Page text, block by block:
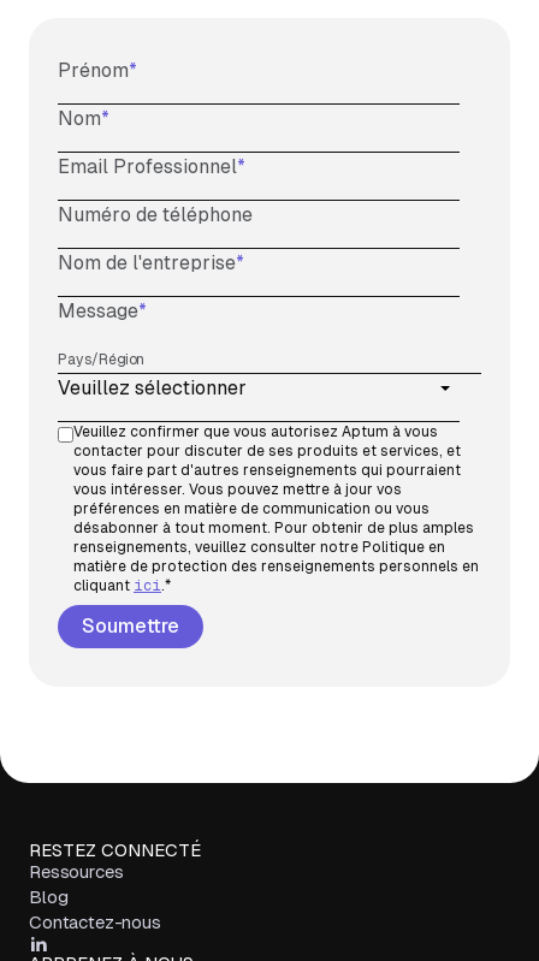
Prénom*
Nom*
Email Professionnel*
Numéro de téléphone
Nom de l'entreprise*
Message*
Pays/Région
Veuillez confirmer que vous autorisez Aptum à vous
contacter pour discuter de ses produits et services, et
vous faire part d'autres renseignements qui pourraient
vous intéresser. Vous pouvez mettre à jour vos
préférences en matière de communication ou vous
désabonner à tout moment. Pour obtenir de plus amples
renseignements, veuillez consulter notre Politique en
matière de protection des renseignements personnels en
cliquant ici *
RESTEZ CONNECTÉ
Ressources
Blog
Contactez-nous